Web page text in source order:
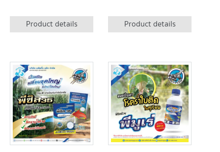
Product details Product details